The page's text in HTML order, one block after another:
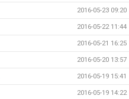
2016-05-23 09:20
2016-05-22 11:44
2016-05-21 16:25
2016-05-20 13:57
2016-05-19 15:41
2016-05-19 14:22